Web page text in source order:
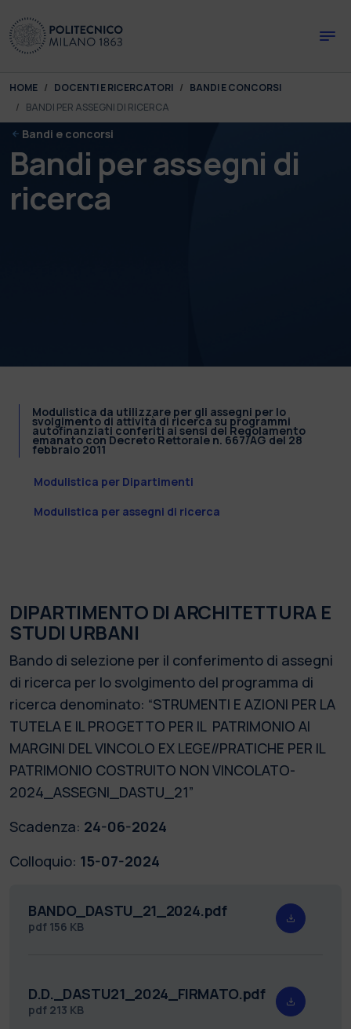
You are here:
HOME DOCENTI E RICERCATORI
BANDI E CONCORSI
BANDI PER ASSEGNI DI RICERCA
Bandi e concorsi
Bandi per assegni di
ricerca
Modulistica da utilizzare per gli assegni per lo
svolgimento di attività di ricerca su programmi
autofinanziati conferiti ai sensi del Regolamento
emanato con Decreto Rettorale n. 667/AG del 28
febbraio 2011
Modulistica per Dipartimenti
Modulistica per assegni di ricerca
DIPARTIMENTO DI ARCHITETTURA E
STUDI URBANI
Bando di selezione per il conferimento di assegni
di ricerca per lo svolgimento del programma di
ricerca denominato: “STRUMENTI E AZIONI PER LA
TUTELA E IL PROGETTO PER IL PATRIMONIO AI
MARGINI DEL VINCOLO EX LEGE//PRATICHE PER IL
PATRIMONIO COSTRUITO NON VINCOLATO-
2024_ASSEGNI_DASTU_21”
Scadenza: 24-06-2024
Colloquio: 15-07-2024
BANDO_DASTU_21_2024.pdf
pdf 156 KB
D.D._DASTU21_2024_FIRMATO.pdf
pdf 213 KB